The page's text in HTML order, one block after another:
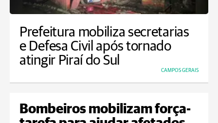
Prefeitura mobiliza secretarias
e Defesa Civil após tornado
atingir Piraí do Sul
CAMPOS GERAIS
Bombeiros mobilizam força-